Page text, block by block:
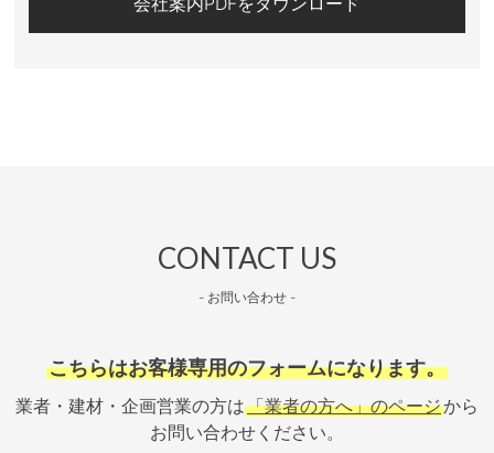
CONTACT US
- お問い合わせ -
こちらはお客様専用のフォームになります。
業者・建材・企画営業の方は「業者の方へ」のページから
お問い合わせください。